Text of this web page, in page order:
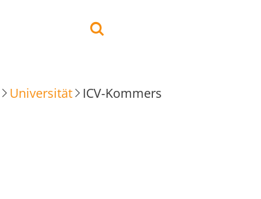
Universität ICV-Kommers